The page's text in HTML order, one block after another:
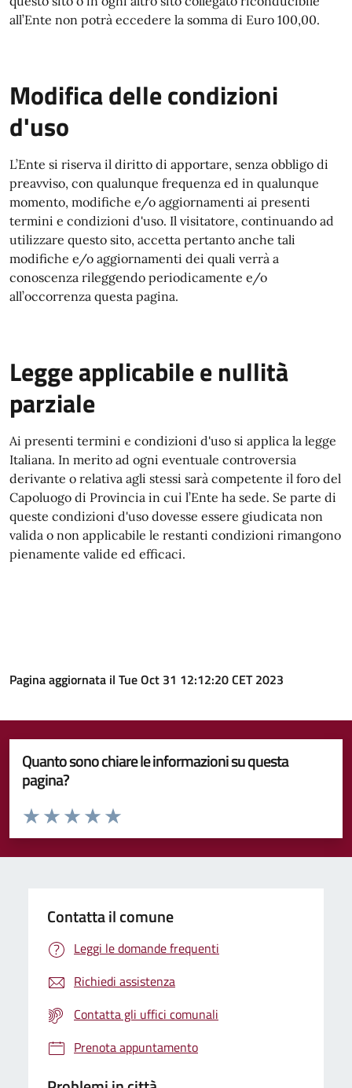
all’Ente non potrà eccedere la somma di Euro 100,00.
Modifica delle condizioni
d'uso
L’Ente si riserva il diritto di apportare, senza obbligo di
preavviso, con qualunque frequenza ed in qualunque
momento, modifiche e/o aggiornamenti ai presenti
termini e condizioni d'uso. Il visitatore, continuando ad
utilizzare questo sito, accetta pertanto anche tali
modifiche e/o aggiornamenti dei quali verrà a
conoscenza rileggendo periodicamente e/o
all’occorrenza questa pagina.
Legge applicabile e nullità
parziale
Ai presenti termini e condizioni d'uso si applica la legge
Italiana. In merito ad ogni eventuale controversia
derivante o relativa agli stessi sarà competente il foro del
Capoluogo di Provincia in cui l’Ente ha sede. Se parte di
queste condizioni d'uso dovesse essere giudicata non
valida o non applicabile le restanti condizioni rimangono
pienamente valide ed efficaci.
Pagina aggiornata il Tue Oct 31 12:12:20 CET 2023
Quanto sono chiare le informazioni su questa
pagina?
Valuta da 1 a 5 stelle la pagina
Valuta 5 stelle su 5
Valuta 4 stelle su 5
Valuta 3 stelle su 5
Valuta 2 stelle su 5
Valuta 1 stelle su 5
Contatta il comune
Leggi le domande frequenti
Richiedi assistenza
Contatta gli uffici comunali
Prenota appuntamento